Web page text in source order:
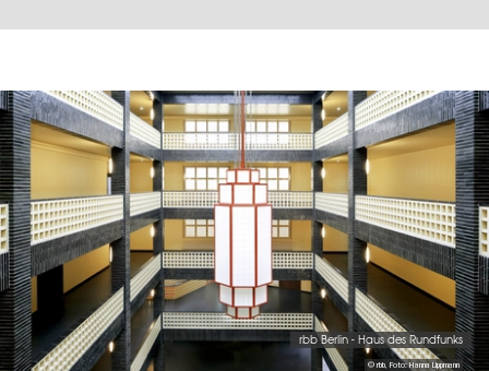
Image
gallery
© rbb, Foto: Hanna Lippmann
rbb Berlin - Haus des Rundfunks